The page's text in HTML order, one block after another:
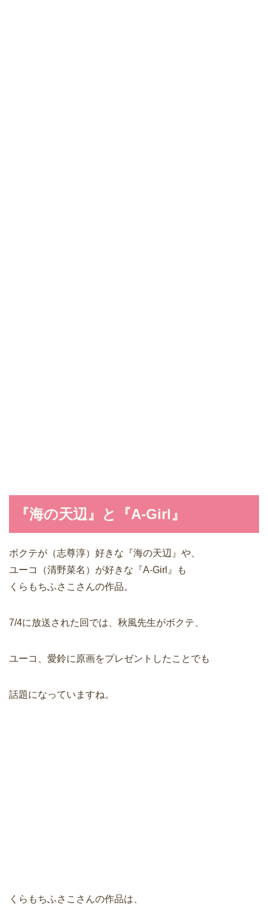
『海の天辺』と『A-Girl』
ボクテが（志尊淳）好きな『海の天辺』や、
ユーコ（清野菜名）が好きな『A-Girl』も
くらもちふさこさんの作品。
7/4に放送された回では、秋風先生がボクテ、
ユーコ、愛鈴に原画をプレゼントしたことでも
話題になっていますね。
くらもちふさこさんの作品は、